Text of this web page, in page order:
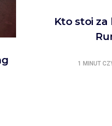
Kto stoi za
1 MINUT